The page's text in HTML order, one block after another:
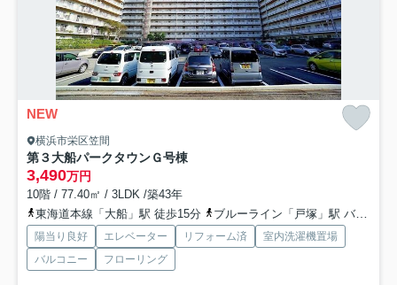
NEW
横浜市栄区笠間
第３大船パークタウンＧ号棟
3,490万円
10階 / 77.40㎡ / 3LDK /築43年
東海道本線「大船」駅 徒歩15分
ブルーライン「戸塚」駅 バス20分 「宮ノ前」 停歩7分
陽当り良好 エレベーター リフォーム済
室内洗濯機置場
バルコニー
フローリング